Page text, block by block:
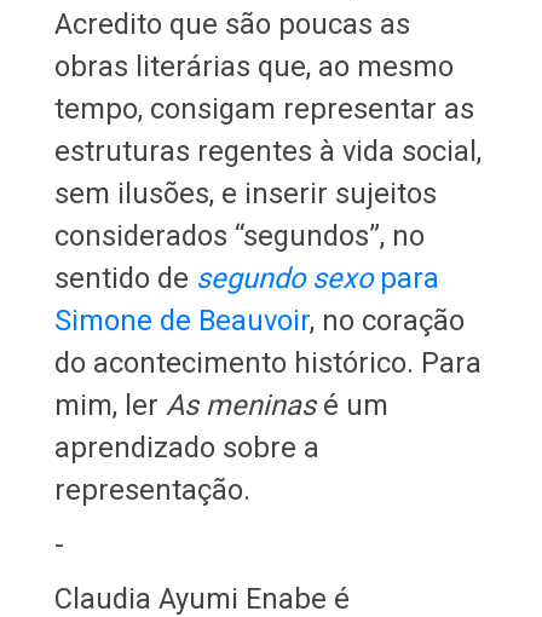
Acredito que são poucas as
obras literárias que, ao mesmo
tempo, consigam representar as
estruturas regentes à vida social,
sem ilusões, e inserir sujeitos
considerados “segundos”, no
sentido de segundo sexo para
Simone de Beauvoir, no coração
do acontecimento histórico. Para
mim, ler As meninasé um
aprendizado sobre a
representação.
-
Claudia Ayumi Enabe é